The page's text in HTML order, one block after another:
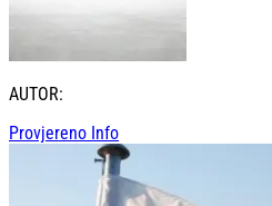
AUTOR:
Provjereno Info